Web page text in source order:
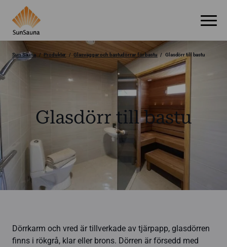
Glasdörr till bastu
Sun Sauna Produkter Glasväggar och bastudörrar för bastu Glasdörr till bastu
Dörrkarm och vred är tillverkade av tjärpapp, glasdörren
finns i rökgrå, klar eller brons. Dörren är försedd med